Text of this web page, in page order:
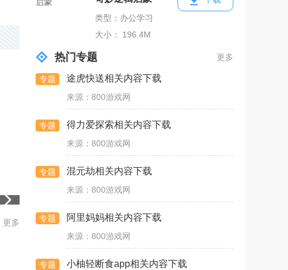
更多
类型：办公学习
大小： 196.4M
热门专题 更多
专题 途虎快送相关内容下载
来源：800游戏网
专题 得力爱探索相关内容下载
来源：800游戏网
专题 混元劫相关内容下载
来源：800游戏网
专题 阿里妈妈相关内容下载
来源：800游戏网
专题 小柚轻断食app相关内容下载